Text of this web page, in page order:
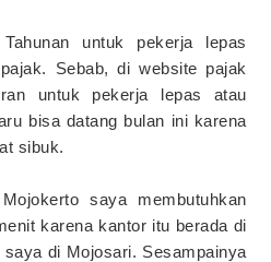
untuk pekerja lepas
Sebab, di website pajak
untuk pekerja lepas atau
bisa datang bulan ini karena
sibuk.
saya membutuhkan
karena kantor itu berada di
di Mojosari. Sesampainya